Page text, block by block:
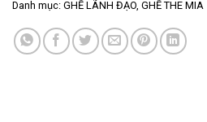
Danh mục: GHẾ LÃNH ĐẠO GHẾ THE MIA